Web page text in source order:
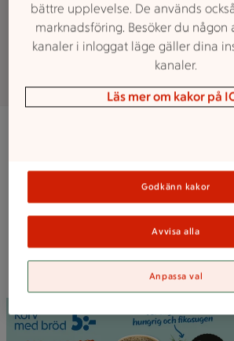
Vi är caféet för frukost,
fika.
god kopp kaffe eller annan dricka!
Många av våra läckra produkter i
bakade av Kvantumköket och ICA
bättre upplevelse. De används
marknadsföring. Besöker du någon
kanaler i inloggat läge gäller dina
kanaler.
Läs mer om kakor på
Godkänn kakor
Avvisa alla
Anpassa val